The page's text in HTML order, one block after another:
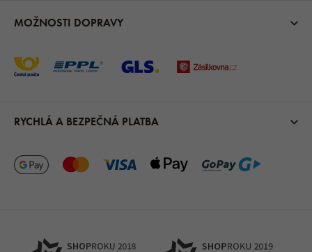
MOŽNOSTI DOPRAVY
RYCHLÁ A BEZPEČNÁ PLATBA